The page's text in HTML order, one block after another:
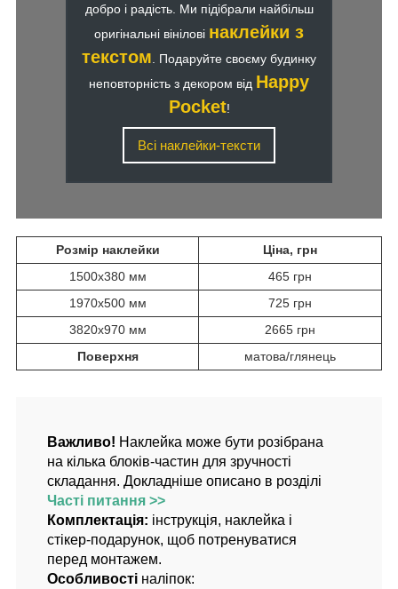
добро і радість. Ми підібрали найбільш
оригінальні вінілові наклейки з
текстом . Подаруйте своєму будинку
неповторність з декором від Happy
Pocket!
Всі наклейки-тексти
Розмір наклейки
Ціна, грн
1500х380 мм
465 грн
1970х500 мм
725 грн
3820х970 мм
2665 грн
Поверхня
матова/глянець
Важливо! Наклейка може бути розібрана
на кілька блоків-частин для зручності
складання. Докладніше описано в розділі
Часті питання >>
Комплектація: інструкція, наклейка і
стікер-подарунок, щоб потренуватися
перед монтажем.
Особливості наліпок: